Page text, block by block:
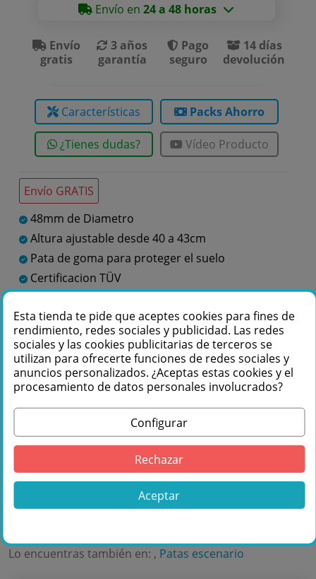
Envío GRATIS
48mm de Diametro
Altura ajustable desde 40 a 43cm
Pata de goma para proteger el suelo
Certificacion TÜV
Te podemos ayudar
+34 976 36 61 60
Envío en24 a 48 horas
Envío
gratis
3 años
garantía
Pago
seguro
14 días
devolución
Características Packs Ahorro
¿Tienes dudas? Vídeo Producto
Comprar Power Dynamics 750RAL Pata
redonda ajustable para tarimas 40cm
(conjunto de 4) 182194 en Másquesonido
Lo encuentras también en: , Patas escenario
Esta tienda te pide que aceptes cookies para fines de
rendimiento, redes sociales y publicidad. Las redes
sociales y las cookies publicitarias de terceros se
utilizan para ofrecerte funciones de redes sociales y
anuncios personalizados. ¿Aceptas estas cookies y el
procesamiento de datos personales involucrados?
Configurar
Rechazar
Aceptar